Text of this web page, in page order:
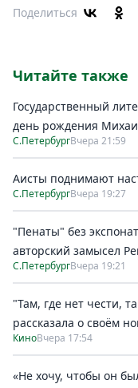
Поделиться
Читайте также
Государственный
день рождения
С.ПетербургВчера 21:59
Аисты поднимают
С.ПетербургВчера 19:27
"Пенаты" без
авторский замысел
С.ПетербургВчера 19:21
"Там, где нет чести,
рассказала о своём
КиноВчера 17:54
«Не хочу, чтобы он